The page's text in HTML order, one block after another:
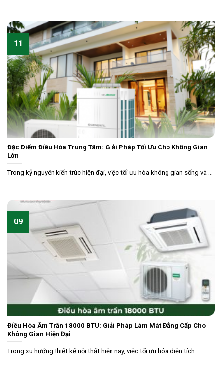
Đặc Điểm Điều Hòa Trung Tâm: Giải Pháp Tối Ưu Cho Không Gian
Lớn
Trong kỷ nguyên kiến trúc hiện đại, việc tối ưu hóa không gian sống và ...
11
Điều Hòa Âm Trần 18000 BTU: Giải Pháp Làm Mát Đẳng Cấp Cho
Không Gian Hiện Đại
Trong xu hướng thiết kế nội thất hiện nay, việc tối ưu hóa diện tích ...
09